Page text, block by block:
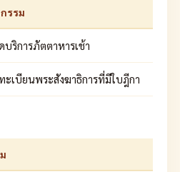
รรม
บริการภัตตาหารเช้า
ะเบียนพระสังฆาธิการที่มีใบฎีกา